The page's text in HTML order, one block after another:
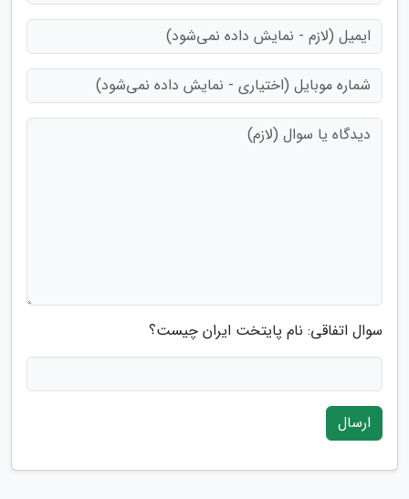
سوال اتفاقی: نام پایتخت ایران چیست؟
ارسال